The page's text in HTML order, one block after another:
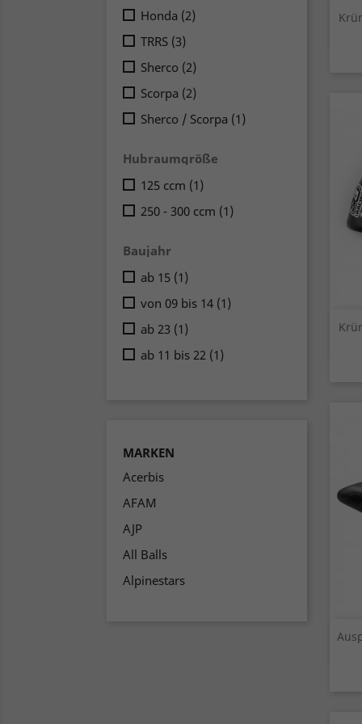
Honda (2)
TRRS (3)
Sherco (2)
Scorpa (2)
Sherco / Scorpa (1)
Hubraumgröße
125 ccm (1)
250 - 300 ccm (1)
Baujahr
ab 15 (1)
von 09 bis 14 (1)
ab 23 (1)
ab 11 bis 22 (1)
MARKEN
Acerbis
AFAM
AJP
All Balls
Alpinestars